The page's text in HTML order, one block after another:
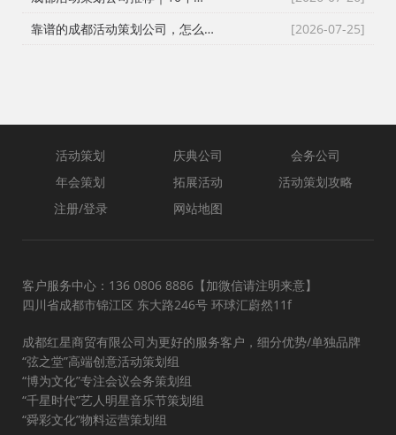
[2026-07-25]
靠谱的成都活动策划公司，怎么选？
活动策划 庆典公司
会务公司
年会策划
拓展活动
活动策划攻略
注册/登录
网站地图
客户服务中心：136 0806 8886【加微信请注明来意】
四川省成都市锦江区 东大路246号 环球汇蔚然11f
成都红星商贸有限公司为更好的服务客户，细分优势/单独品牌
“弦之堂”高端创意活动策划组
“博为文化”专注会议会务策划组
“千星时代”艺人明星音乐节策划组
“舜彩文化”物料运营策划组